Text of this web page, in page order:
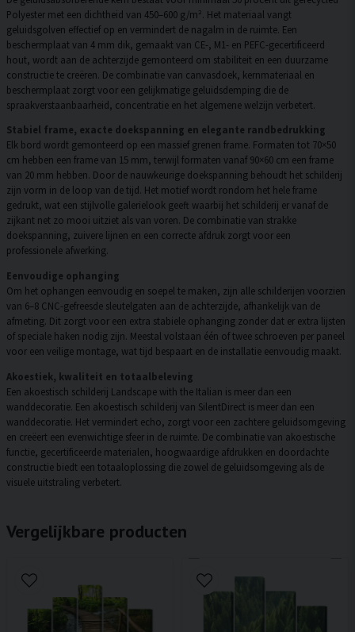
Polyester met een dichtheid van 450–600 g/m². Het materiaal vangt
geluidsgolven effectief op en vermindert de nagalm in de ruimte. Een
beschermplaat van 4 mm dik, gemaakt van CE-, M1- en PEFC-gecertificeerd
hout, wordt aan de achterzijde gemonteerd om stabiliteit en een duurzame
constructie te creëren. De combinatie van canvasdoek, kernmateriaal en
beschermplaat zorgt voor een gelijkmatige geluidsdemping die de
spraakverstaanbaarheid, concentratie en het algemene welzijn verbetert.
Stabiel frame, exacte doekspanning en elegante randbedrukking
Elk bord wordt gemonteerd op een massief grenen frame. Formaten tot 70×50
cm hebben een frame van 15 mm, terwijl formaten vanaf 90×60 cm een frame
van 20 mm hebben. Door de nauwkeurige doekspanning behoudt het schilderij
zijn vorm in de loop van de tijd. Het motief wordt rondom het hele frame
gedrukt, wat een stijlvolle galerielook geeft waarbij het schilderij er vanaf de
zijkant net zo mooi uitziet als van voren. De combinatie van strakke
doekspanning, zuivere lijnen en een correcte afdruk zorgt voor een
professionele afwerking.
Eenvoudige ophanging
Om het ophangen eenvoudig en soepel te maken, zijn alle schilderijen voorzien
van 6–8 CNC-gefreesde sleutelgaten aan de achterzijde, afhankelijk van de
afmeting. Dit zorgt voor een extra stabiele ophanging zonder dat er extra lijsten
of speciale haken nodig zijn. Meestal volstaan één of twee schroeven per paneel
voor een veilige montage, wat tijd bespaart en de installatie eenvoudig maakt.
Akoestiek, kwaliteit en totaalbeleving
Een akoestisch schilderij Landscape with the Italian is meer dan een
wanddecoratie. Een akoestisch schilderij van SilentDirect is meer dan een
wanddecoratie. Het vermindert echo, zorgt voor een zachtere geluidsomgeving
en creëert een evenwichtige sfeer in de ruimte. De combinatie van akoestische
functie, gecertificeerde materialen, hoogwaardige afdrukken en doordachte
constructie biedt een totaaloplossing die zowel de geluidsomgeving als de
visuele uitstraling verbetert.
Vergelijkbare producten